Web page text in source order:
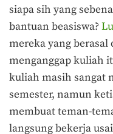
siapa sih yang
bantuan beasiswa?
mereka yang
menganggap kuliah
kuliah masih sangat
semester, namun
membuat teman-
langsung bekerja